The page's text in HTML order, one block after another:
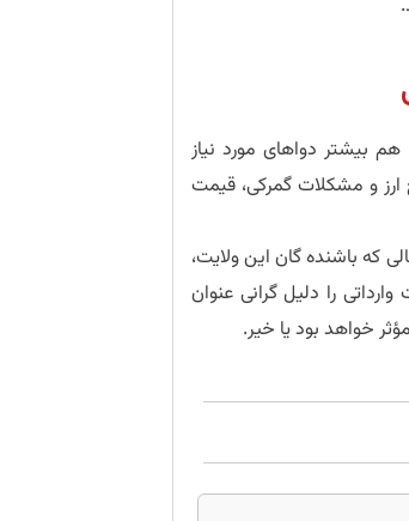
هم بیشتر دواهای مورد نیاز
ارز و مشکلات گمرکی، قیمت
که باشنده گان این ولایت،
را دلیل گرانی عنوان
خواهد بود یا خیر.